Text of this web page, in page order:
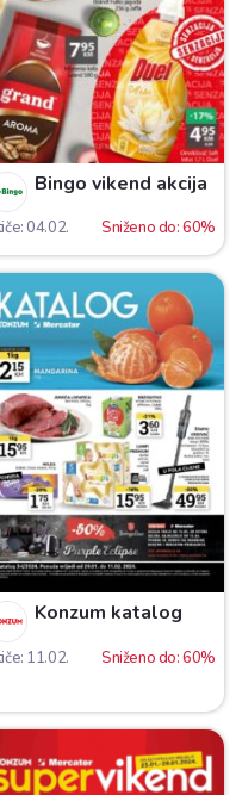
Bingo vikend akcija
04.02. Sniženo do: 60%
Konzum katalog
11.02. Sniženo do: 60%